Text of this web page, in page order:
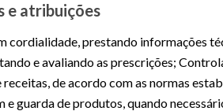
e atribuições
cordialidade, prestando informações
e avaliando as prescrições;
de acordo com as normas
e guarda de produtos, quando